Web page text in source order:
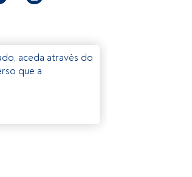
aceda através do
que a